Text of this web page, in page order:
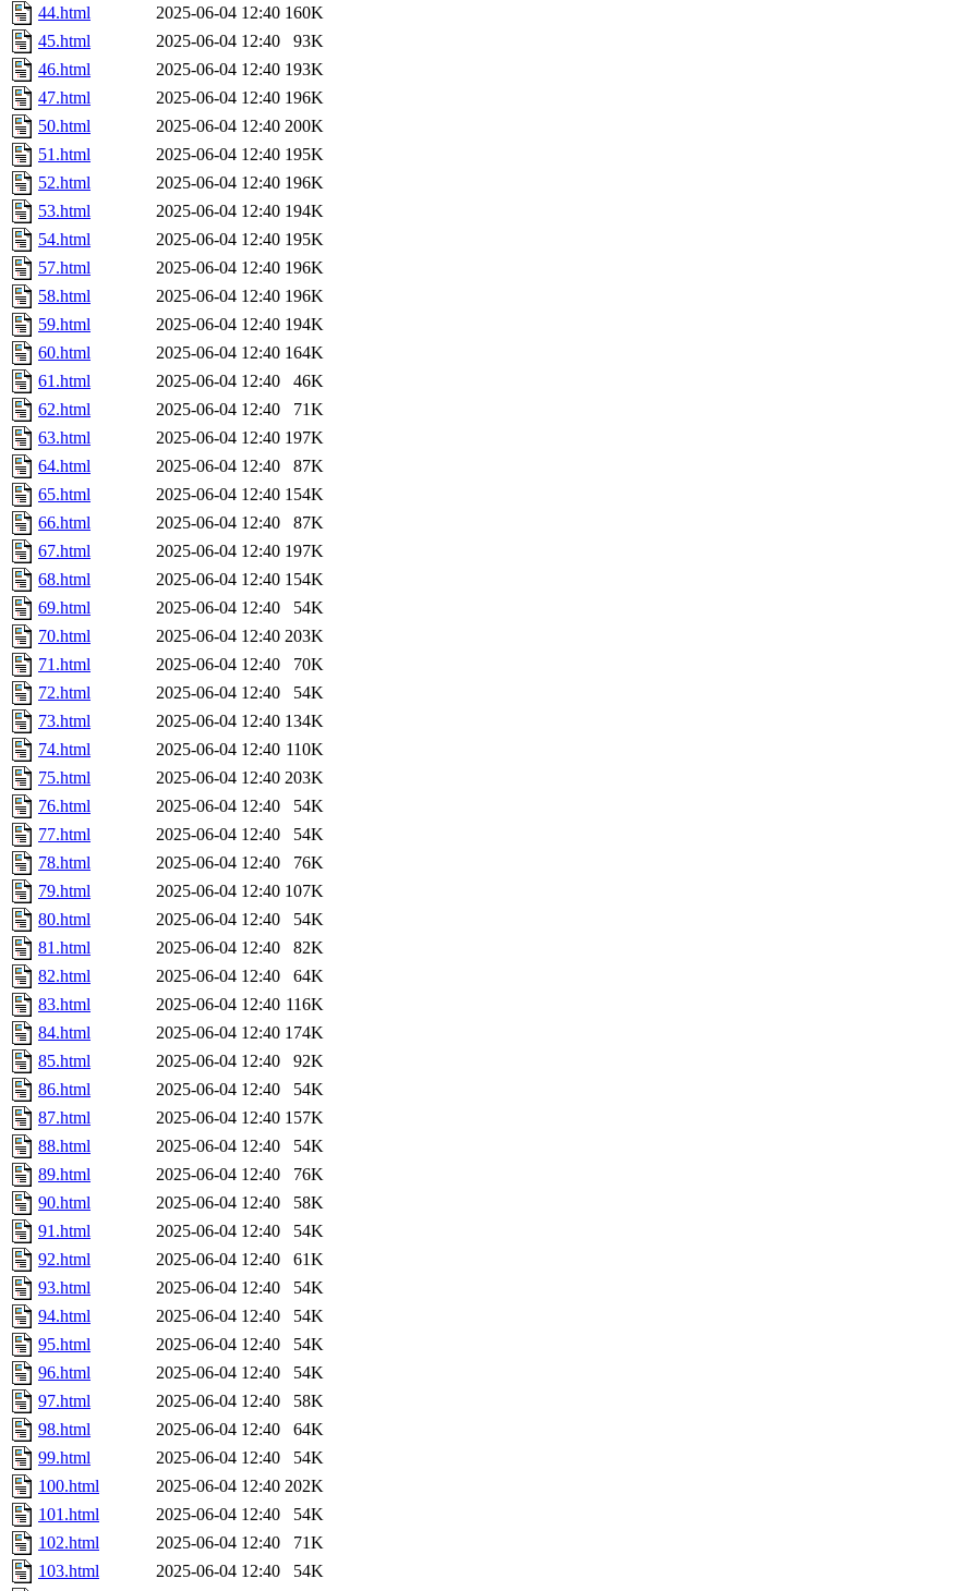
44.html 2025-06-04 12:40 160K
45.html
2025-06-04 12:40
93K
46.html
2025-06-04 12:40 193K
47.html
2025-06-04 12:40 196K
50.html
2025-06-04 12:40 200K
51.html
2025-06-04 12:40 195K
52.html
2025-06-04 12:40 196K
53.html
2025-06-04 12:40 194K
54.html
2025-06-04 12:40 195K
57.html
2025-06-04 12:40 196K
58.html
2025-06-04 12:40 196K
59.html
2025-06-04 12:40 194K
60.html
2025-06-04 12:40 164K
61.html
2025-06-04 12:40
46K
62.html
2025-06-04 12:40
71K
63.html
2025-06-04 12:40 197K
64.html
2025-06-04 12:40
87K
65.html
2025-06-04 12:40 154K
66.html
2025-06-04 12:40
87K
67.html
2025-06-04 12:40 197K
68.html
2025-06-04 12:40 154K
69.html
2025-06-04 12:40
54K
70.html
2025-06-04 12:40 203K
71.html
2025-06-04 12:40
70K
72.html
2025-06-04 12:40
54K
73.html
2025-06-04 12:40 134K
74.html
2025-06-04 12:40 110K
75.html
2025-06-04 12:40 203K
76.html
2025-06-04 12:40
54K
77.html
2025-06-04 12:40
54K
78.html
2025-06-04 12:40
76K
79.html
2025-06-04 12:40 107K
80.html
2025-06-04 12:40
54K
81.html
2025-06-04 12:40
82K
82.html
2025-06-04 12:40
64K
83.html
2025-06-04 12:40 116K
84.html
2025-06-04 12:40 174K
85.html
2025-06-04 12:40
92K
86.html
2025-06-04 12:40
54K
87.html
2025-06-04 12:40 157K
88.html
2025-06-04 12:40
54K
89.html
2025-06-04 12:40
76K
90.html
2025-06-04 12:40
58K
91.html
2025-06-04 12:40
54K
92.html
2025-06-04 12:40
61K
93.html
2025-06-04 12:40
54K
94.html
2025-06-04 12:40
54K
95.html
2025-06-04 12:40
54K
96.html
2025-06-04 12:40
54K
97.html
2025-06-04 12:40
58K
98.html
2025-06-04 12:40
64K
99.html
2025-06-04 12:40
54K
100.html
2025-06-04 12:40 202K
101.html
2025-06-04 12:40
54K
102.html
2025-06-04 12:40
71K
103.html
2025-06-04 12:40
54K